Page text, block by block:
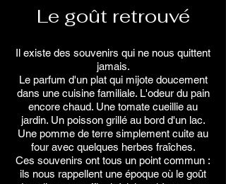
Le goût retrouvé
Il existe des souvenirs qui ne nous quittent
jamais.
Le parfum d'un plat qui mijote doucement
dans une cuisine familiale. L'odeur du pain
encore chaud. Une tomate cueillie au
jardin. Un poisson grillé au bord d'un lac.
Une pomme de terre simplement cuite au
four avec quelques herbes fraîches.
Ces souvenirs ont tous un point commun :
ils nous rappellent une époque où le goût